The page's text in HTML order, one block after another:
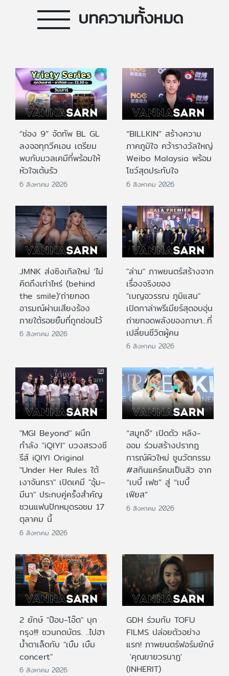
บทความทั้งหมด
“ช่อง 9” จัดทัพ BL GL
ลงจอทุกวีคเอน เตรียม
พบกับมวลเคมีที่พร้อมให้
หัวใจเต้นรัว
6 สิงหาคม 2026
“BILLKIN” สร้างความ
ภาคภูมิใจ คว้ารางวัลใหญ่
Weibo Malaysia พร้อม
โชว์สุดประทับใจ
6 สิงหาคม 2026
JMNK ส่งซิงเกิลใหม่ ‘ไม่
คิดถึงเท่าไหร่ (behind
the smile)’ถ่ายทอด
อารมณ์ผ่านเสียงร้อง
ภายใต้รอยยิ้มที่ถูกซ่อนไว้
6 สิงหาคม 2026
"ล่าม" ภาพยนตร์สร้างจาก
เรื่องจริงของ
"เบญจวรรณ ภูมิแสน"
เปิดกาล่าพรีเมียร์สุดอบอุ่น
ถ่ายทอดพลังของภาษา...ที่
เปลี่ยนชีวิตผู้คน
6 สิงหาคม 2026
"MGI Beyond" ผนึก
กำลัง "iQIYI" บวงสรวงซี
รีส์ iQIYI Original
"Under Her Rules ใต้
เงาจันทรา" เปิดเคมี "อุ้ม–
มีนา" ประกบคู่ครั้งสำคัญ
ชวนแฟนปักหมุดรอชม 17
ตุลาคม นี้
6 สิงหาคม 2026
“สมูทอี” เปิดตัว หลิง-
ออม ร่วมสร้างปรากฎ
การณ์ผิวใหม่ ชูนวัตกรรม
#สกินแคร์คนเป็นสิว จาก
“เบบี้ เฟซ” สู่ “เบบี้
เฟียส”
6 สิงหาคม 2026
2 ยักษ์ "ป๊อบ-โอ๊ต" บุก
กรุง!!! ชวนกดบัตร. ..ไปฮา
น้ำตาเล็ดกับ "เบิ้ม เบิ้ม
concert"
6 สิงหาคม 2026
GDH ร่วมกับ TOFU
FILMS ปล่อยตัวอย่าง
แรก! ภาพยนตร์ฟอร์มยักษ์
'คุณยายวรนาฏ'
(INHERIT)